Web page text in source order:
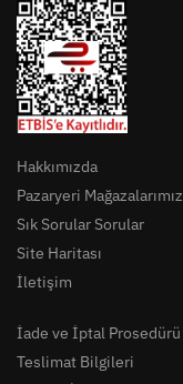
Hakkımızda
Pazaryeri Mağazalarımız
Sık Sorular Sorular
Site Haritası
İletişim
İade ve İptal Prosedürü
Teslimat Bilgileri